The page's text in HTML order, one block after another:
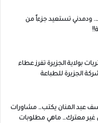
ودمدني تستعيد جزءاً من
بولاية الجزيرة تفرز عطاء
الجزيرة للطباعة
عبد المنان يكتب… مشاورات
غير معترك… ماهي مطلوبات